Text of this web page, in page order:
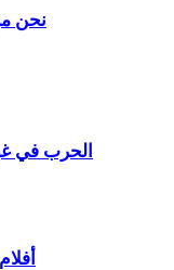
“نحن
الحرب في
5